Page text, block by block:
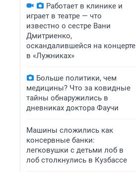
Работает в клинике и
играет в театре — что
известно о сестре Вани
Дмитриенко,
оскандалившейся на концерте
в «Лужниках»
Больше политики, чем
медицины? Что за ковидные
тайны обнаружились в
дневниках доктора Фаучи
Машины сложились как
консервные банки:
легковушки с детьми лоб в
лоб столкнулись в Кузбассе